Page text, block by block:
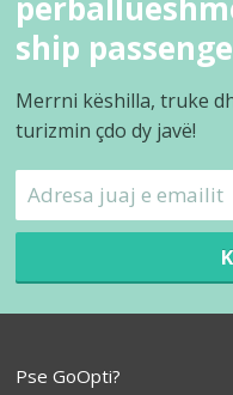
ship
Merrni këshilla, truke
turizmin çdo dy javë!
Pse GoOpti?